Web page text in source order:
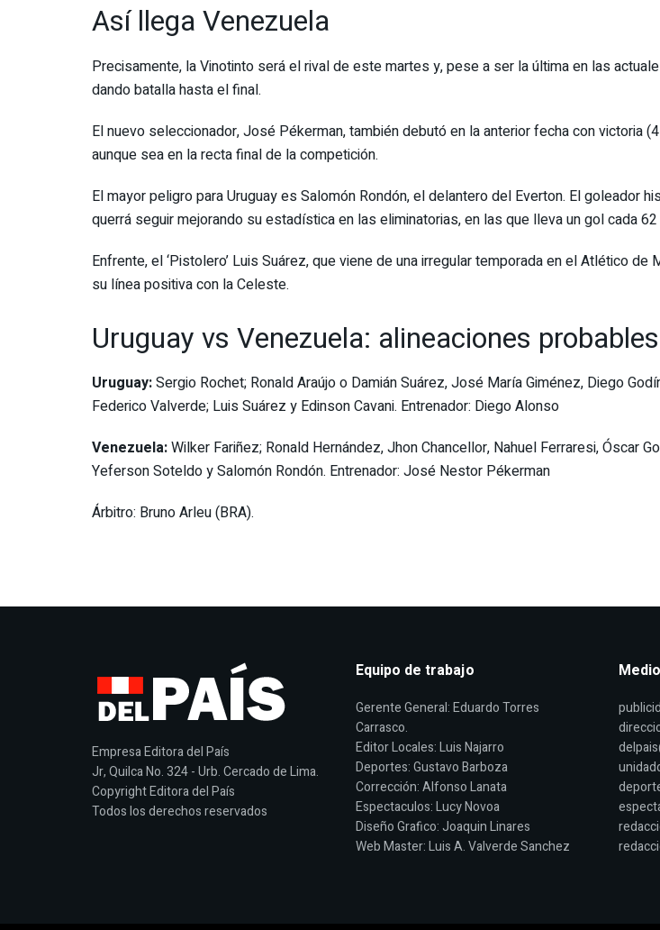
Así llega Venezuela
Precisamente, la Vinotinto será el rival de este martes y, pese a ser la última en las
dando batalla hasta el final.
El nuevo seleccionador, José Pékerman, también debutó en la anterior fecha con victoria
aunque sea en la recta final de la competición.
El mayor peligro para Uruguay es Salomón Rondón, el delantero del Everton. El goleador
querrá seguir mejorando su estadística en las eliminatorias, en las que lleva un gol cada
Enfrente, el ‘Pistolero’ Luis Suárez, que viene de una irregular temporada en el Atlético
su línea positiva con la Celeste.
Uruguay vs Venezuela: alineaciones
Uruguay:Sergio Rochet; Ronald Araújo o Damián Suárez, José María Giménez, Diego
Federico Valverde; Luis Suárez y Edinson Cavani. Entrenador: Diego Alonso
Venezuela:Wilker Fariñez; Ronald Hernández, Jhon Chancellor, Nahuel Ferraresi, Óscar
Yeferson Soteldo y Salomón Rondón. Entrenador: José Nestor Pékerman
Árbitro: Bruno Arleu (BRA).
Empresa Editora del País
Jr, Quilca No. 324 - Urb. Cercado de Lima.
Copyright Editora del País
Todos los derechos reservados
Equipo de trabajo
Gerente General: Eduardo Torres
Carrasco.
Editor Locales: Luis Najarro
Deportes: Gustavo Barboza
Corrección: Alfonso Lanata
Espectaculos: Lucy Novoa
Diseño Grafico: Joaquin Linares
Web Master: Luis A. Valverde Sanchez